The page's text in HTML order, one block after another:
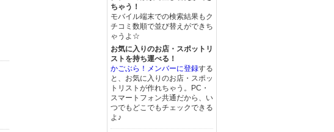
ちゃう！
モバイル端末での検索結果もク
チコミ数順で並び替えができち
ゃうよ☆
お気に入りのお店・スポットリ
ストを持ち運べる！
かごぶら！メンバーに登録する
と、お気に入りのお店・スポッ
トリストが作れちゃう。PC・
スマートフォン共通だから、い
つでもどこでもチェックできる
よ♪